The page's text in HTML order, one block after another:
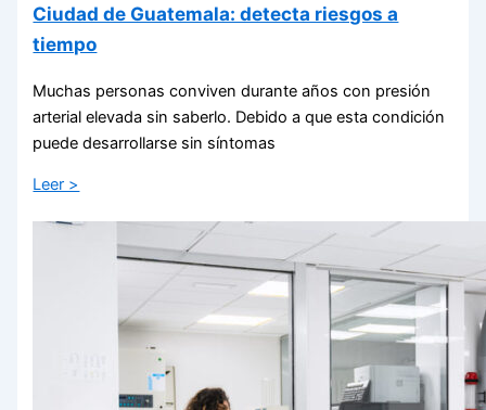
Ciudad de Guatemala: detecta riesgos a
tiempo
Muchas personas conviven durante años con presión
arterial elevada sin saberlo. Debido a que esta condición
puede desarrollarse sin síntomas
Leer >